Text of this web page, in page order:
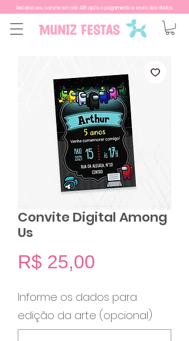
Receba seu convite em até 48h após o pagamento e envio dos dados
Convite Digital Among
Us
R$ 25,00
Informe os dados para
edição da arte (opcional)